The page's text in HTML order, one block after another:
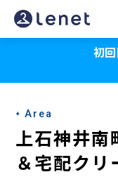
上
石
井
南
町
の
初
Area
上石神井南
＆宅配クリ